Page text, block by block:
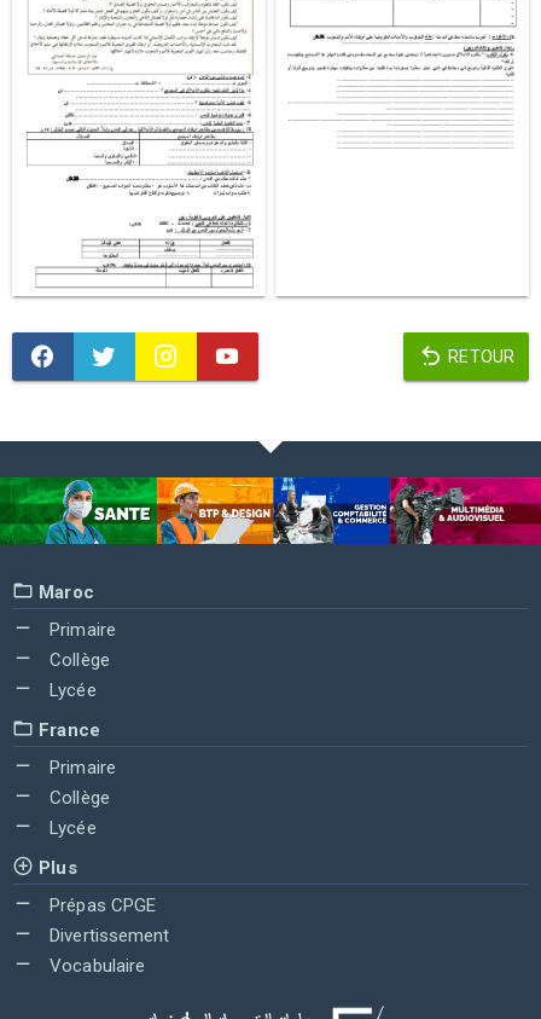
RETOUR
Maroc
Primaire
Collège
Lycée
France
Primaire
Collège
Lycée
Plus
Prépas CPGE
Divertissement
Vocabulaire